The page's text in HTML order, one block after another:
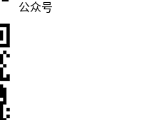
公众号